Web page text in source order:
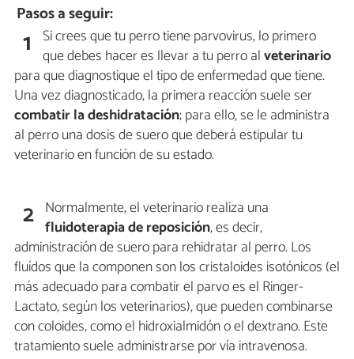
Pasos a seguir:
1 Si crees que tu perro tiene parvovirus, lo primero
que debes hacer es llevar a tu perro alveterinario
para que diagnostique el tipo de enfermedad que tiene.
Una vez diagnosticado, la primera reacción suele ser
combatir la deshidratación; para ello, se le administra
al perro una dosis de suero que deberá estipular tu
veterinario en función de su estado.
2 Normalmente, el veterinario realiza una
fluidoterapia de reposición, es decir,
administración de suero para rehidratar al perro. Los
fluídos que la componen son los cristaloides isotónicos (el
más adecuado para combatir el parvo es el Ringer-
Lactato, según los veterinarios), que pueden combinarse
con coloides, como el hidroxialmidón o el dextrano. Este
tratamiento suele administrarse por vía intravenosa.